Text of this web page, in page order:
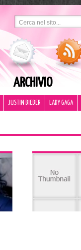
ARCHIVIO
JUSTIN BIEBER LADY GAGA